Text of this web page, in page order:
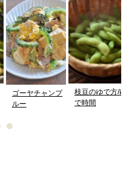
ゴーヤチャンプ
ルー
枝豆のゆで方/ゆ
で時間